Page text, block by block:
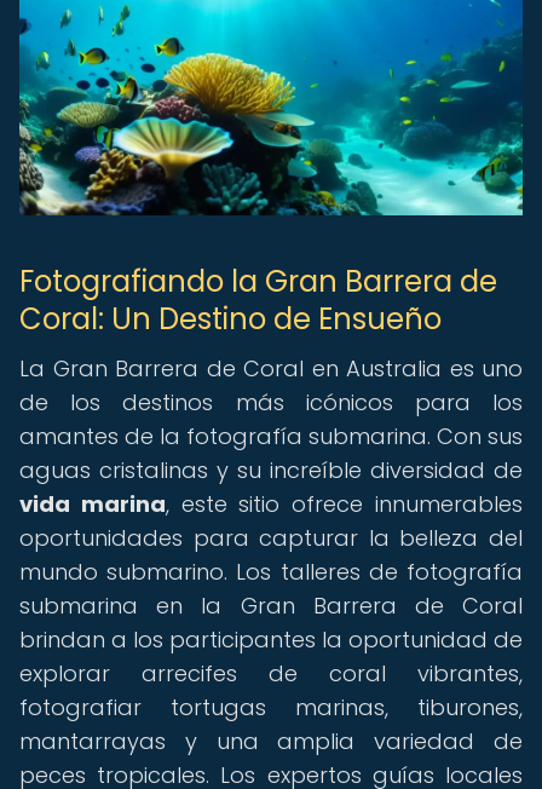
Fotografiando la Gran Barrera de
Coral: Un Destino de Ensueño
La Gran Barrera de Coral en Australia es uno
de los destinos más icónicos para los
amantes de la fotografía submarina. Con sus
aguas cristalinas y su increíble diversidad de
vida marina, este sitio ofrece innumerables
oportunidades para capturar la belleza del
mundo submarino. Los talleres de fotografía
submarina en la Gran Barrera de Coral
brindan a los participantes la oportunidad de
explorar arrecifes de coral vibrantes,
fotografiar tortugas marinas, tiburones,
mantarrayas y una amplia variedad de
peces tropicales. Los expertos guías locales